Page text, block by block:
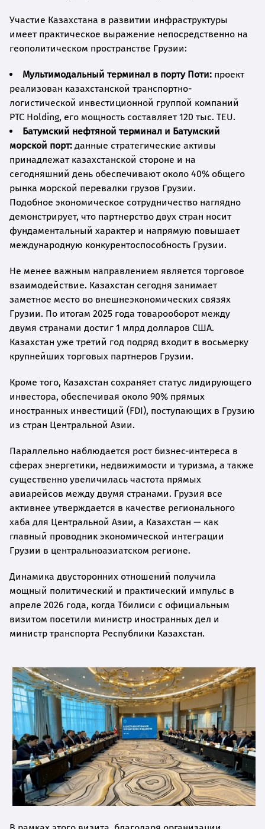
Участие Казахстана в развитии инфраструктуры
имеет практическое выражение непосредственно на
геополитическом пространстве Грузии:
Мультимодальный терминал в порту Поти: проект
реализован казахстанской транспортно-
логистической инвестиционной группой компаний
PTC Holding, его мощность составляет 120 тыс. TEU.
Батумский нефтяной терминал и Батумский
морской порт: данные стратегические активы
принадлежат казахстанской стороне и на
сегодняшний день обеспечивают около 40% общего
рынка морской перевалки грузов Грузии.
Подобное экономическое сотрудничество наглядно
демонстрирует, что партнерство двух стран носит
фундаментальный характер и напрямую повышает
международную конкурентоспособность Грузии.
Не менее важным направлением является торговое
взаимодействие. Казахстан сегодня занимает
заметное место во внешнеэкономических связях
Грузии. По итогам 2025 года товарооборот между
двумя странами достиг 1 млрд долларов США.
Казахстан уже третий год подряд входит в восьмерку
крупнейших торговых партнеров Грузии.
Кроме того, Казахстан сохраняет статус лидирующего
инвестора, обеспечивая около 90% прямых
иностранных инвестиций (FDI), поступающих в Грузию
из стран Центральной Азии.
Параллельно наблюдается рост бизнес-интереса в
сферах энергетики, недвижимости и туризма, а также
существенно увеличилась частота прямых
авиарейсов между двумя странами. Грузия все
активнее утверждается в качестве регионального
хаба для Центральной Азии, а Казахстан — как
главный проводник экономической интеграции
Грузии в центральноазиатском регионе.
Динамика двусторонних отношений получила
мощный политический и практический импульс в
апреле 2026 года, когда Тбилиси с официальным
визитом посетили министр иностранных дел и
министр транспорта Республики Казахстан.